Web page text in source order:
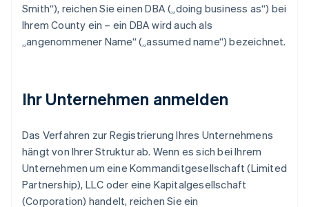
Smith“), reichen Sie einen DBA („doing business as“) bei
Ihrem County ein – ein DBA wird auch als
„angenommener Name“ („assumed name“) bezeichnet.
Ihr Unternehmen anmelden
Das Verfahren zur Registrierung Ihres Unternehmens
hängt von Ihrer Struktur ab. Wenn es sich bei Ihrem
Unternehmen um eine Kommanditgesellschaft (Limited
Partnership), LLC oder eine Kapitalgesellschaft
(Corporation) handelt, reichen Sie ein